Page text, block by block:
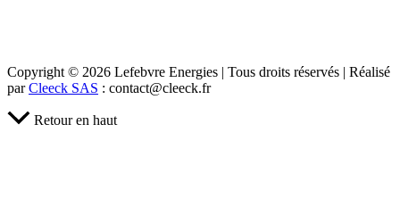
Copyright © 2026 Lefebvre Energies | Tous droits réservés | Réalisé
parCleeck SAS : contact@cleeck.fr
Retour en haut